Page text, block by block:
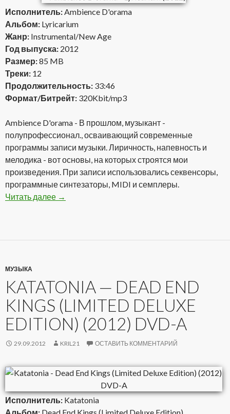
Исполнитель:Ambience D'orama
Альбом: Lyricarium
Жанр: Instrumental/New Age
Год выпуска: 2012
Размер:85 MB
Треки: 12
Продолжительность: 33:46
Формат/Битрейт: 320Kbit/mp3
Ambience D'orama - В прошлом, музыкант -
полупрофессионал., осваивающий современные
программы записи музыки. Лиричность, напевность и
мелодика - вот основы, на которых строятся мои
произведения. При записи использовались секвенсоры,
программные синтезаторы, MIDI и семплеры.
Читать далее Ambience D’orama — Lyricarium (2012)
→
МУЗЫКА
KATATONIA — DEAD END
KINGS (LIMITED DELUXE
EDITION) (2012) DVD-A
29.09.2012 KRIL21 ОСТАВИТЬ КОММЕНТАРИЙ
Исполнитель: Katatonia